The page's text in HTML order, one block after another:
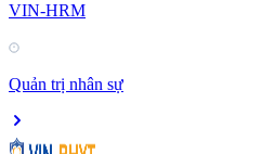
VIN-HRM
Quản trị nhân sự